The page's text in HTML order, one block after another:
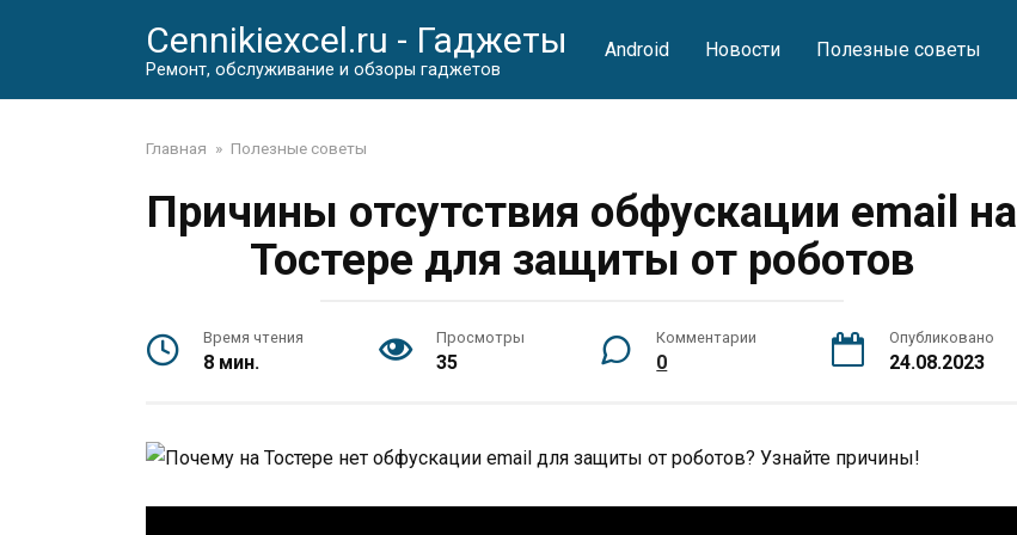
Cennikiexcel.ru - Гаджеты
Ремонт, обслуживание и обзоры гаджетов
Android Новости Полезные советы
Главная » Полезные советы
Причины отсутствия обфускации email на
Тостере для защиты от роботов
Время чтения
8 мин.
Просмотры
35
Комментарии
0
Опубликовано
24.08.2023